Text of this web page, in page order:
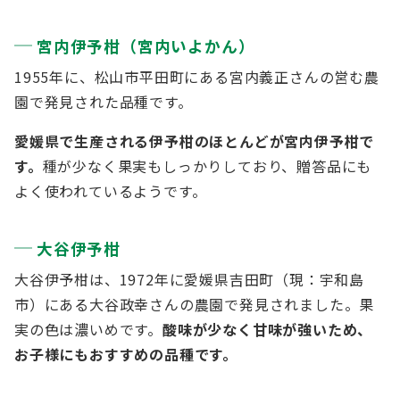
宮内伊予柑（宮内いよかん）
1955年に、松山市平田町にある宮内義正さんの営む農
園で発見された品種です。
愛媛県で生産される伊予柑のほとんどが宮内伊予柑で
す。 種が少なく果実もしっかりしており、贈答品にも
よく使われているようです。
大谷伊予柑
大谷伊予柑は、1972年に愛媛県吉田町（現：宇和島
市）にある大谷政幸さんの農園で発見されました。果
実の色は濃いめです。 酸味が少なく甘味が強いため、
お子様にもおすすめの品種です。